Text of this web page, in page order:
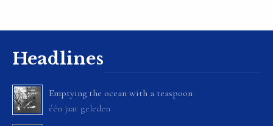
Headlines
Emptying the ocean with a teaspoon
één jaar geleden